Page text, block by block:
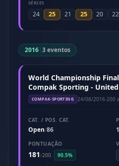
SÉRIES
24 25 21 25 20 22
2016|3 eventos
World Championship
Compak Sporting -
2016)
COMPAK-SPORTING 24/08/2016·200
CAT. / POS. CAT.
Open/86
PONTUAÇÃO
181/200 90.5%